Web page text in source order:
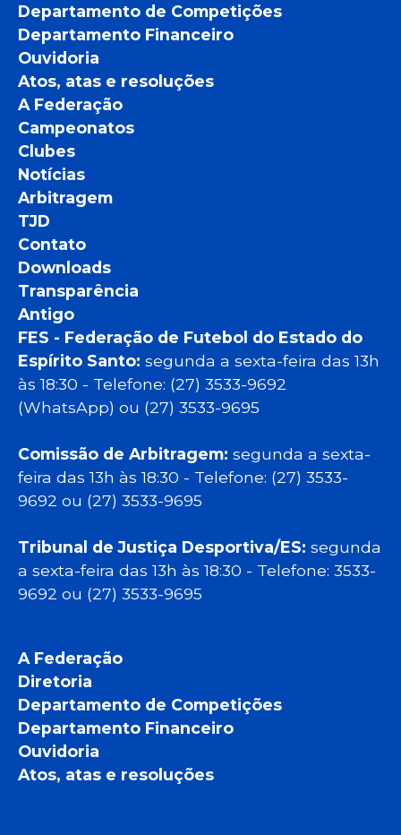
Departamento de Competições
Departamento Financeiro
Ouvidoria
Atos, atas e resoluções
A Federação
Campeonatos
Clubes
Notícias
Arbitragem
TJD
Contato
Downloads
Transparência
Antigo
FES - Federação de Futebol do Estado do
Espírito Santo: segunda a sexta-feira das 13h
às 18:30 - Telefone: (27) 3533-9692
(WhatsApp) ou (27) 3533-9695
Comissão de Arbitragem: segunda a sexta-
feira das 13h às 18:30 - Telefone: (27) 3533-
9692 ou (27) 3533-9695
Tribunal de Justiça Desportiva/ES: segunda
a sexta-feira das 13h às 18:30 - Telefone: 3533-
9692 ou (27) 3533-9695
A Federação
Diretoria
Departamento de Competições
Departamento Financeiro
Ouvidoria
Atos, atas e resoluções